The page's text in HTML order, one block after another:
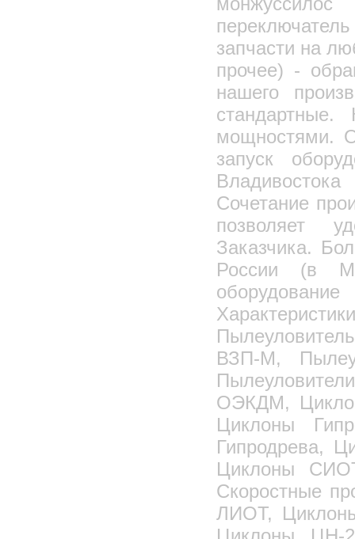
запчасти на
прочее) -
нашего
стандартные.
мощностями.
запуск
Сочетание
позволяет
Заказчика.
России (в
ВЗП-М,
ОЭКДМ,
Циклоны
Гипродрева,
Циклоны
Скоростные
ЛИОТ,